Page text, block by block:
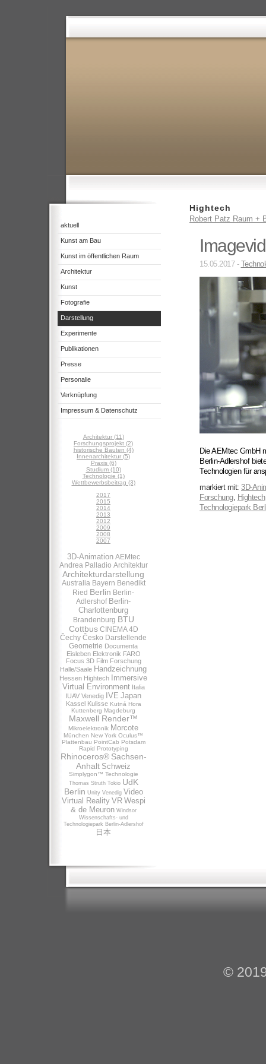
aktuell
Kunst am Bau
Kunst im öffentlichen Raum
Architektur
Kunst
Fotografie
Darstellung
Experimente
Publikationen
Presse
Personalie
Verknüpfung
Impressum & Datenschutz
Architektur (11)
Forschungsprojekt (2)
historische Bauten (4)
Innenarchitektur (5)
Praxis (6)
Studium (10)
Technologie (1)
Wettbewerbsbeitrag (3)
2017
2015
2014
2013
2012
2009
2008
2007
3D-Animation AEMtec
Andrea Palladio Architektur
Architekturdarstellung
Australia Bayern Benedikt
Ried Berlin Berlin-
Adlershof Berlin-
Charlottenburg
Brandenburg BTU
Cottbus CINEMA 4D
Čechy Česko Darstellende
Geometrie Documenta
Eisleben Elektronik FARO
Focus 3D Film Forschung
Halle/Saale Handzeichnung
Hessen Hightech
Immersive
Virtual Environment Italia
IUAV Venedig IVE Japan
Kassel Kulisse Kutná Hora
Kuttenberg Magdeburg
Maxwell Render™
Mikroelektronik Morcote
München New York Oculus™
Plattenbau PointCab Potsdam
Rapid Prototyping
Rhinoceros® Sachsen-
Anhalt Schweiz
Simplygon™ Technologie
Thomas Struth Tokio UdK
Berlin Unity Venedig Video
Virtual Reality VR Wespi
& de Meuron Windsor
Wissenschafts- und
Technologiepark Berlin-Adlershof
日本
Hightech
Robert Patz Raum +
15.05.2017 -
Die AEMtec GmbH
Berlin-Adlershof
Technologien für
markiert mit: 3D-
Forschung, Hightech
Technologiepark
©